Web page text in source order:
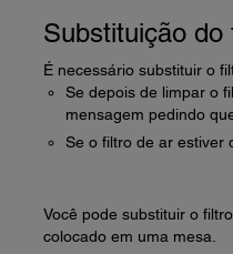
Substituição do
É necessário substituir o
Se depois de limpar o
mensagem pedindo
Se o filtro de ar estiver
Você pode substituir o
colocado em uma mesa.